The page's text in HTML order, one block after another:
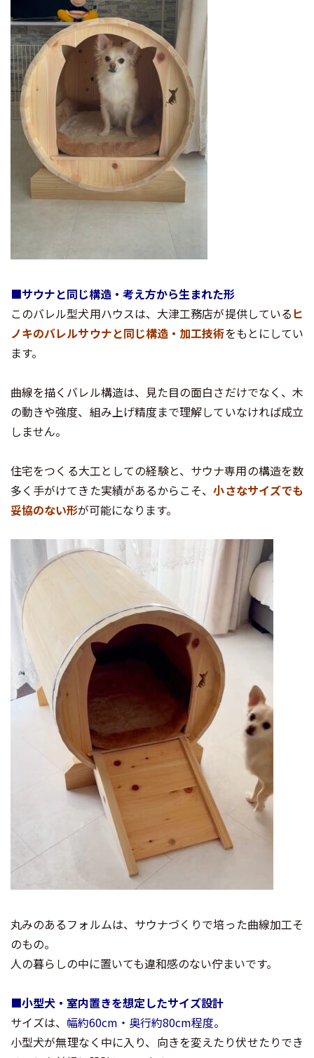
■サウナと同じ構造・考え方から生まれた形
このバレル型犬用ハウスは、大津工務店が提供しているヒ
ノキのバレルサウナと同じ構造・加工技術をもとにしてい
ます。
曲線を描くバレル構造は、見た目の面白さだけでなく、木
の動きや強度、組み上げ精度まで理解していなければ成立
しません。
住宅をつくる大工としての経験と、サウナ専用の構造を数
多く手がけてきた実績があるからこそ、小さなサイズでも
妥協のない形が可能になります。
丸みのあるフォルムは、サウナづくりで培った曲線加工そ
のもの。
人の暮らしの中に置いても違和感のない佇まいです。
■小型犬・室内置きを想定したサイズ設計
サイズは、 幅約60cm・奥行約80cm程度。
小型犬が無理なく中に入り、向きを変えたり伏せたりでき